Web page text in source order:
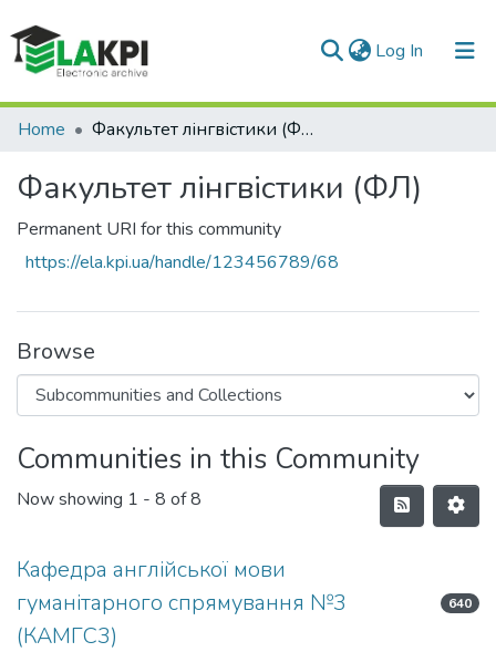
Log In (current)
Communities & Collections
All of DSpace
Home Факультет лінгвістики (ФЛ)
Факультет лінгвістики (ФЛ)
Permanent URI for this community
https://ela.kpi.ua/handle/123456789/68
Browse
Communities in this Community
Now showing 1 - 8 of 8
Кафедра англійської мови
гуманітарного спрямування №3
(КАМГС3)
640